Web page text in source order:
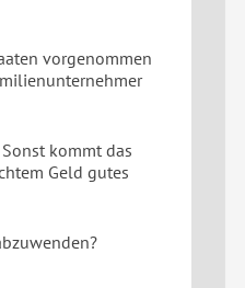
vorgenommen
kommt das
Geld gutes